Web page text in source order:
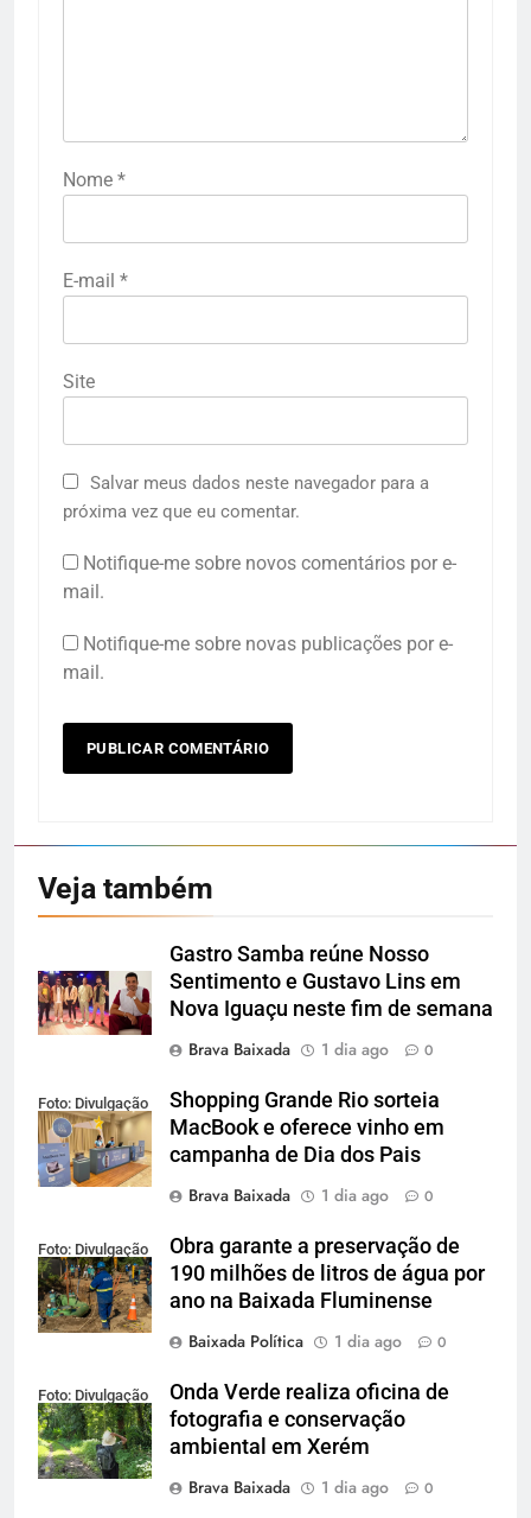
Nome *
E-mail *
Site
Salvar meus dados neste navegador para a
próxima vez que eu comentar.
Notifique-me sobre novos comentários por e-
mail.
Notifique-me sobre novas publicações por e-
mail.
Veja também
Gastro Samba reúne Nosso
Sentimento e Gustavo Lins em
Nova Iguaçu neste fim de semana
Brava Baixada
1 dia ago 0
Foto: Divulgação
Shopping Grande Rio sorteia
MacBook e oferece vinho em
campanha de Dia dos Pais
Brava Baixada
1 dia ago 0
Foto: Divulgação
Obra garante a preservação de
190 milhões de litros de água por
ano na Baixada Fluminense
Baixada Política
1 dia ago 0
Foto: Divulgação
Onda Verde realiza oficina de
fotografia e conservação
ambiental em Xerém
Brava Baixada
1 dia ago 0